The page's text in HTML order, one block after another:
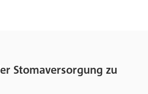
Stomaversorgung zu